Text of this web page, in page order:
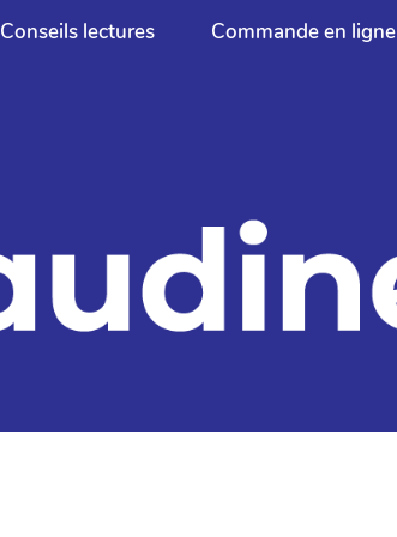
Conseils lectures
Commande en ligne